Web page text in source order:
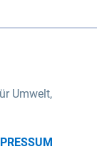
Umwelt,